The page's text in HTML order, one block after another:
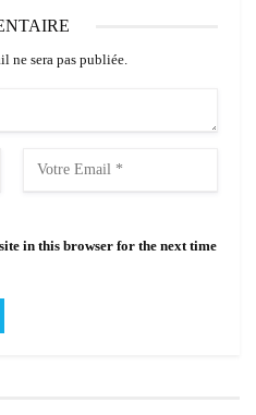
ne sera pas publiée.
in this browser for the next time